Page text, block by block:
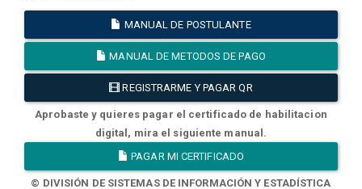
MANUAL DE POSTULANTE
MANUAL DE METODOS DE PAGO
REGISTRARME Y PAGAR QR
Aprobaste y quieres pagar el certificado de habilitacion
digital, mira el siguiente manual.
PAGAR MI CERTIFICADO
© DIVISIÓN DE SISTEMAS DE INFORMACIÓN Y ESTADÍSTICA